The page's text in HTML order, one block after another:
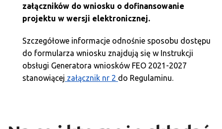
załączników do wniosku o dofinansowanie
projektu w wersji elektronicznej.
Szczegółowe informacje odnośnie sposobu dostępu
do formularza wniosku znajdują się w Instrukcji
obsługi Generatora wniosków FEO 2021-2027
stanowiącej załącznik nr 2 do Regulaminu.